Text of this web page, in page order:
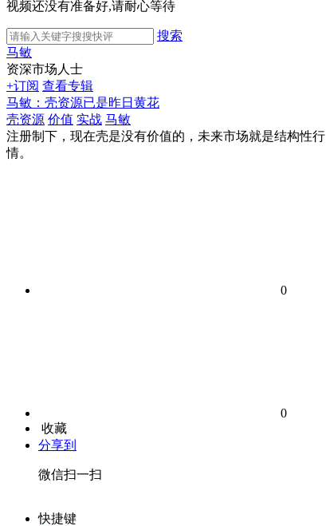
视频还没有准备好,请耐心等待
搜索
马敏
资深市场人士
+订阅 查看专辑
马敏：壳资源已是昨日黄花
壳资源 价值 实战 马敏
注册制下，现在壳是没有价值的，未来市场就是结构性行
情。
0
0
收藏
分享到
微信扫一扫
快捷键